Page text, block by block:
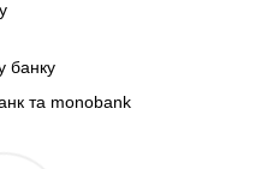
банку
та monobank